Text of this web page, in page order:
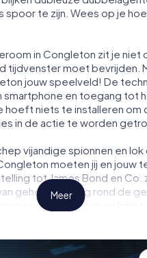
te zijn. Wees op je
in Congleton zit je niet
tijdvenster moet
jouw speelveld! De
smartphone en toegang tot
hoeft niets te installeren om
in de actie te worden
vijandige spionnen en
moeten jij en jouw
tot James Bond en Co.
geheimhouding rond de
van Congleton en krijg
in de buitenlucht!
Meer